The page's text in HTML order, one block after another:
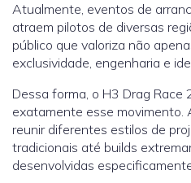
Atualmente, eventos de
atraem pilotos de diversas
público que valoriza não
exclusividade, engenharia e
Dessa forma, o H3 Drag Race
exatamente esse movimento.
reunir diferentes estilos de
tradicionais até builds
desenvolvidas